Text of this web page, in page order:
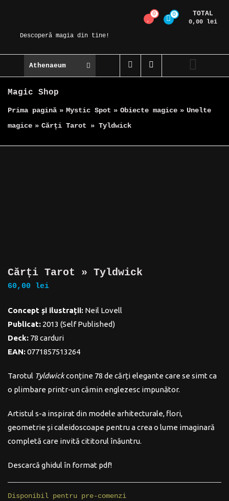
contentDescoperă magia din tine!
0 0 TOTAL
0,00 lei
Athenaeum
Magic Shop
Prima pagină » Mystic Spot » Obiecte magice » Unelte
magice » Cărți Tarot » Tyldwick
Cărți Tarot » Tyldwick
60,00 lei
Concept și ilustrații: Neil Lovell
Publicat: 2013 (Self Published)
Deck: 78 carduri
EAN:0771857513264
Tarotul Tyldwickconține 78 de cărți elegante care se simt ca
o plimbare printr-un cămin englezesc impunător.
Artistul s-a inspirat din modele arhitecturale, flori,
geometrie și caleidoscoape pentru a crea o lume imaginară
completă care invită cititorul înăuntru.
Descarcă ghidul în format pdf!
Disponibil pentru pre-comenzi